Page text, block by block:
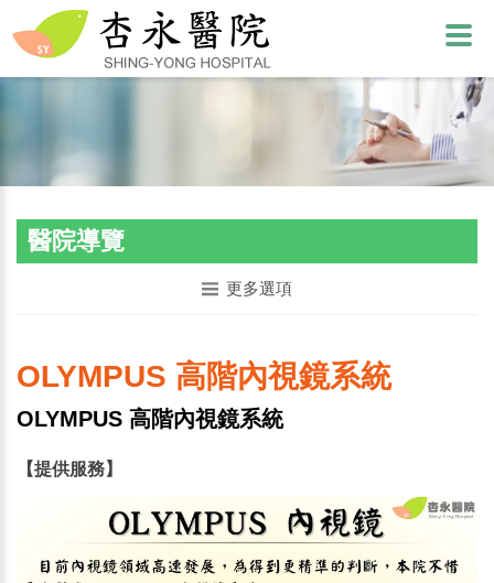
醫院導覽
更多選項
OLYMPUS 高階內視鏡系統
OLYMPUS 高階內視鏡系統
【提供服務】